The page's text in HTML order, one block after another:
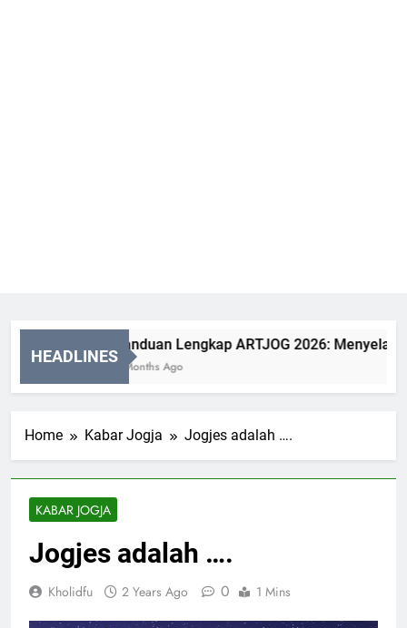
HEADLINES
Panduan Lengkap ARTJOG 2026:
2 Months Ago
Home Kabar Jogja Jogjes adalah ….
KABAR JOGJA
Jogjes adalah ….
Kholidfu 2 Years Ago 0 1 Mins